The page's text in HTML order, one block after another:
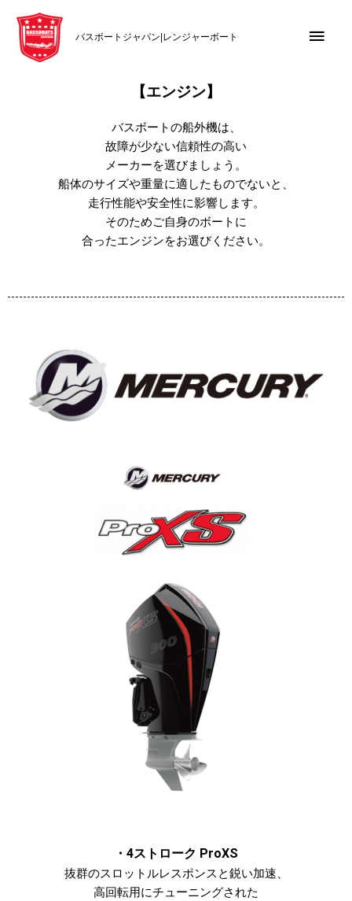
バスボートジャパン|レンジャーボート
【エンジン】
バスボートの船外機は、
故障が少ない信頼性の高い
メーカーを選びましょう。
船体のサイズや重量に適したものでないと、
走行性能や安全性に影響します。
そのためご自身のボートに
合ったエンジンをお選びください。
・4ストローク ProXS
抜群のスロットルレスポンスと鋭い加速、
高回転用にチューニングされた